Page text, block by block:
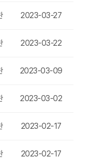
2023-03-27
2023-03-22
2023-03-09
2023-03-02
2023-02-17
2023-02-17